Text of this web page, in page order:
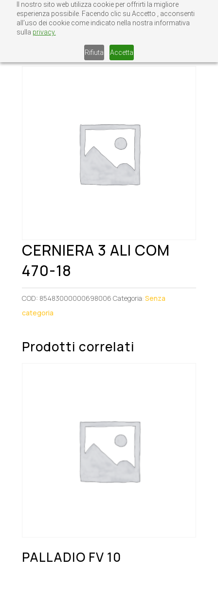
Il nostro sito web utilizza cookie per offrirti la migliore
esperienza possibile. Facendo clic su Accetto , acconsenti
all’uso dei cookie come indicato nella nostra informativa
sulla privacy.
Rifiuta Accetta
Home/Senza categoria
CERNIERA 3 ALI COM
470-18
COD: 85483000000698006 Categoria: Senza
categoria
Prodotti correlati
PALLADIO FV 10